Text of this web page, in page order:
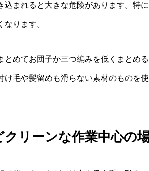
まれると大きな危険があります。特
ります。
とめてお団子か三つ編みを低くまとめ
毛や髪留めも滑らない素材のものを使
リーンな作業中心の